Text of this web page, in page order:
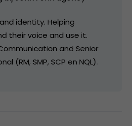
identity. Helping
their voice and use it.
and Senior
(RM, SMP, SCP en NQL).